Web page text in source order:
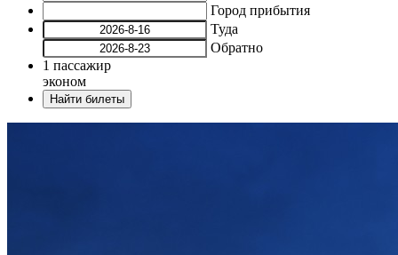
Город прибытия
Туда
Обратно
1 пассажир
эконом
Найти билеты